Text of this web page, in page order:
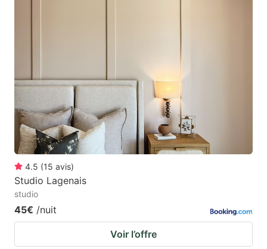
4.5 (15 avis)
Studio Lagenais
studio
45€ /nuit
Voir l’offre